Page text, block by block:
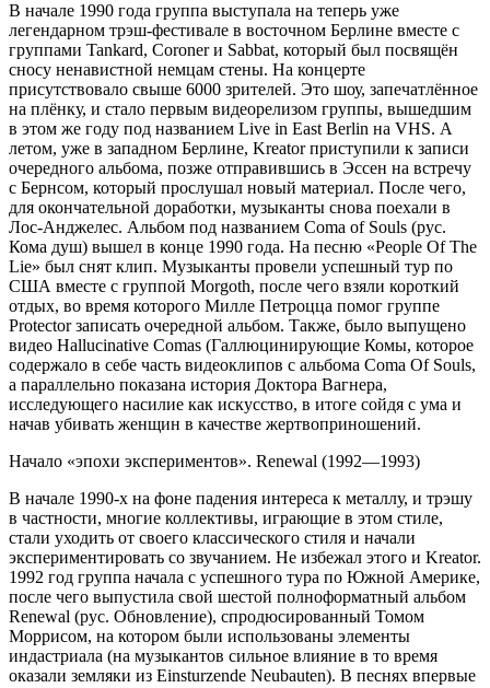
В начале 1990 года группа выступала на теперь уже
легендарном трэш-фестивале в восточном Берлине вместе с
группами Tankard, Coroner и Sabbat, который был посвящён
сносу ненавистной немцам стены. На концерте
присутствовало свыше 6000 зрителей. Это шоу, запечатлённое
на плёнку, и стало первым видеорелизом группы, вышедшим
в этом же году под названием Live in East Berlin на VHS. А
летом, уже в западном Берлине, Kreator приступили к записи
очередного альбома, позже отправившись в Эссен на встречу
с Бернсом, который прослушал новый материал. После чего,
для окончательной доработки, музыканты снова поехали в
Лос-Анджелес. Альбом под названием Coma of Souls (рус.
Кома душ) вышел в конце 1990 года. На песню «People Of The
Lie» был снят клип. Музыканты провели успешный тур по
США вместе с группой Morgoth, после чего взяли короткий
отдых, во время которого Милле Петроцца помог группе
Protector записать очередной альбом. Также, было выпущено
видео Hallucinative Comas (Галлюцинирующие Комы, которое
содержало в себе часть видеоклипов с альбома Coma Of Souls,
а параллельно показана история Доктора Вагнера,
исследующего насилие как искусство, в итоге сойдя с ума и
начав убивать женщин в качестве жертвоприношений.
Начало «эпохи экспериментов». Renewal (1992—1993)
В начале 1990-х на фоне падения интереса к металлу, и трэшу
в частности, многие коллективы, играющие в этом стиле,
стали уходить от своего классического стиля и начали
экспериментировать со звучанием. Не избежал этого и Kreator.
1992 год группа начала с успешного тура по Южной Америке,
после чего выпустила свой шестой полноформатный альбом
Renewal (рус. Обновление), спродюсированный Томом
Моррисом, на котором были использованы элементы
индастриала (на музыкантов сильное влияние в то время
оказали земляки из Einsturzende Neubauten). В песнях впервые